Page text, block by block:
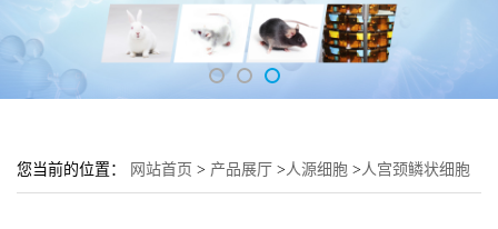
您当前的位置： 网站首页 > 产品展厅 >人源细胞 >人宫颈鳞状细胞